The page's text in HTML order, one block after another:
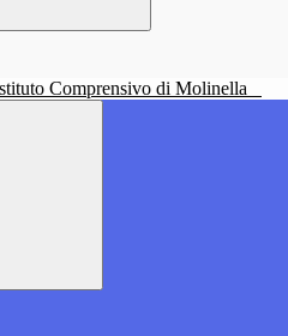
Comprensivo di Molinella